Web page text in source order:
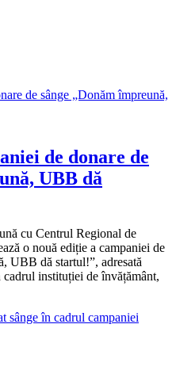
de donare de
UBB dă
cu Centrul Regional de
o nouă ediție a campaniei de
UBB dă startul!”, adresată
instituției de învățământ,